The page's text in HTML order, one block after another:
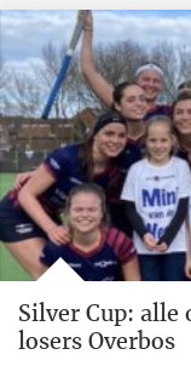
Silver Cup: alle
losers Overbos